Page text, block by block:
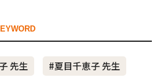
先生 #夏目千恵子 先生